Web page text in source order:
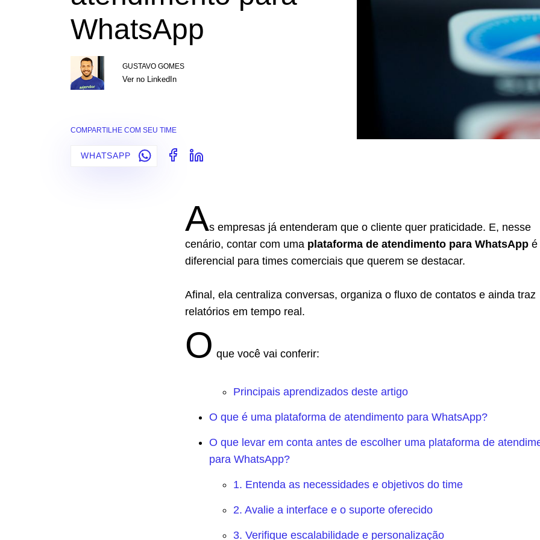
WhatsApp
GUSTAVO GOMES
Ver no LinkedIn
COMPARTILHE COM SEU TIME
WHATSAPP
As empresas já entenderam que o cliente quer praticidade. E, nesse
cenário, contar com uma plataforma de atendimento para WhatsApp é
diferencial para times comerciais que querem se destacar.
Afinal, ela centraliza conversas, organiza o fluxo de contatos e ainda traz
relatórios em tempo real.
O que você vai conferir:
Principais aprendizados deste artigo
O que é uma plataforma de atendimento para WhatsApp?
O que levar em conta antes de escolher uma plataforma de
para WhatsApp?
1. Entenda as necessidades e objetivos do time
2. Avalie a interface e o suporte oferecido
3. Verifique escalabilidade e personalização